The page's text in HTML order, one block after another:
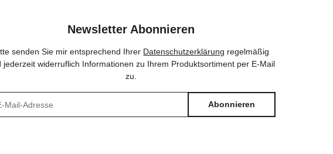
Newsletter Abonnieren
senden Sie mir entsprechend Ihrer Datenschutzerklärung regelmäßig
jederzeit widerruflich Informationen zu Ihrem Produktsortiment per E-Mail
zu.
Abonnieren